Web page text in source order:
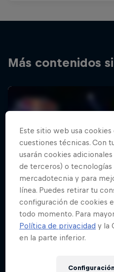
Más contenidos
Este sitio web usa
cuestiones técnicas. Con
usarán cookies
de terceros) o tecnologías
mercadotecnia y para
línea. Puedes retirar tu
configuración de cookies
todo momento. Para
Política de privacidad y la
en la parte inferior.